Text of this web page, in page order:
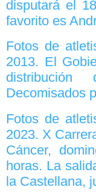
disputará el
favorito es
Fotos de
2013. El
Decomisados
Fotos de
2023. X
Cáncer,
horas. La
la Castellana,